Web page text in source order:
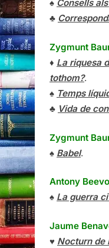
♠ Consells
♣
Zygmunt
♦ La riquesa
tothom?.
♠ Temps
♣ Vida de
Zygmunt
♠ Babel.
Antony
♠ La guerra
Jaume
♥ Nocturn de